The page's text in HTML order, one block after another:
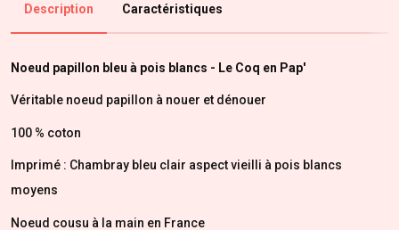
Description Caractéristiques
Noeud papillon bleu à pois blancs - Le Coq en Pap'
Véritable noeud papillon à nouer et dénouer
100 % coton
Imprimé : Chambray bleu clair aspect vieilli à pois blancs
moyens
Noeud cousu à la main en France